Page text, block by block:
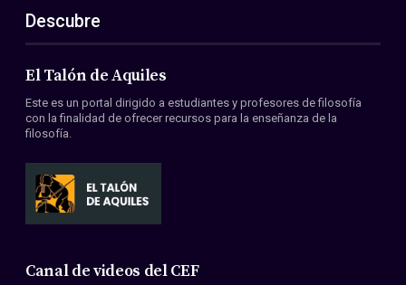
ES
EN
Acerca de nosotros
Miembros
Convenios
Descubre
El Talón de Aquiles
Este es un portal dirigido a estudiantes y profesores de filosofía
con la finalidad de ofrecer recursos para la enseñanza de la
filosofía.
Canal de videos del CEF